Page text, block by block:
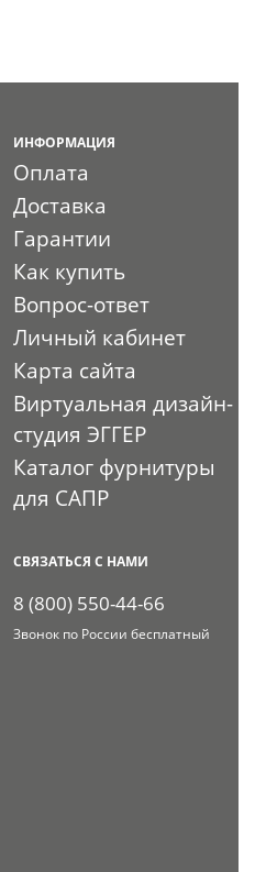
ИНФОРМАЦИЯ
Оплата
Доставка
Гарантии
Как купить
Вопрос-ответ
Личный кабинет
Карта сайта
Виртуальная дизайн-
студия ЭГГЕР
Каталог фурнитуры
для САПР
СВЯЗАТЬСЯ С НАМИ
8 (800) 550-44-66
Звонок по России бесплатный